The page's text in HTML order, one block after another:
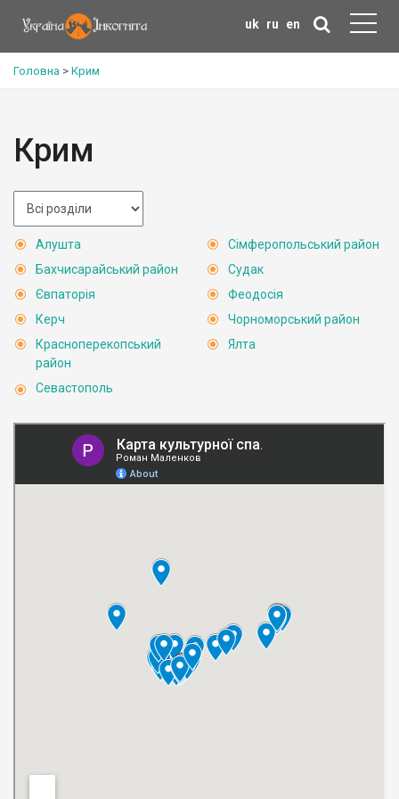
uk ru en
Головна > Крим
Крим
Алушта
Бахчисарайський район
Євпаторія
Керч
Красноперекопський
район
Севастополь
Сімферопольський район
Судак
Феодосія
Чорноморський район
Ялта